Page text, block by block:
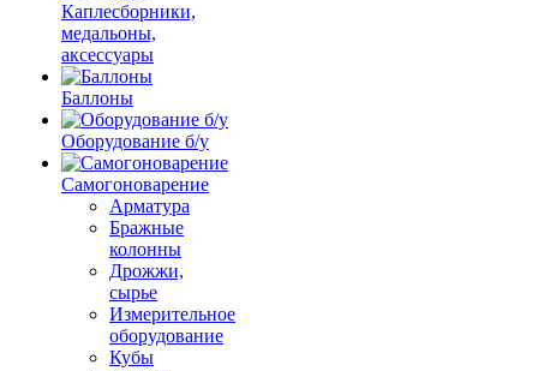
Каплесборники,
медальоны,
аксессуары
Баллоны
Оборудование б/у
Самогоноварение
Арматура
Бражные
колонны
Дрожжи,
сырье
Измерительное
оборудование
Кубы